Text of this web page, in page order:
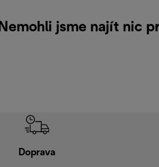
Nemohli jsme najít nic
Doprava